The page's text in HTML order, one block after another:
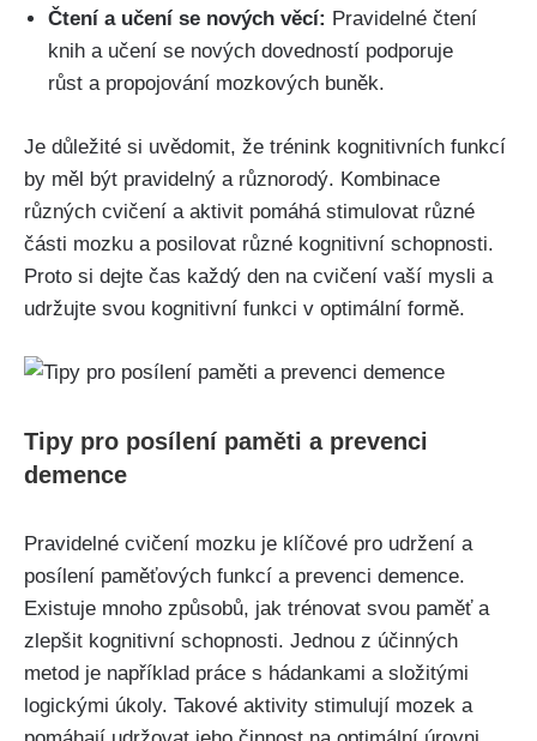
Čtení a učení se nových věcí: Pravidelné čtení
knih a učení se nových dovedností podporuje
růst a propojování mozkových buněk.
Je důležité si uvědomit, že trénink kognitivních funkcí
by měl být pravidelný a různorodý. Kombinace
různých cvičení a aktivit pomáhá stimulovat různé
části mozku a posilovat různé kognitivní schopnosti.
Proto si dejte čas každý den na cvičení vaší mysli a
udržujte svou kognitivní funkci v optimální formě.
Tipy pro posílení paměti a prevenci
demence
Pravidelné cvičení mozku je klíčové pro udržení a
posílení paměťových funkcí a prevenci demence.
Existuje mnoho způsobů, jak trénovat svou paměť a
zlepšit kognitivní schopnosti. Jednou z účinných
metod je například práce s hádankami a složitými
logickými úkoly. Takové aktivity stimulují mozek a